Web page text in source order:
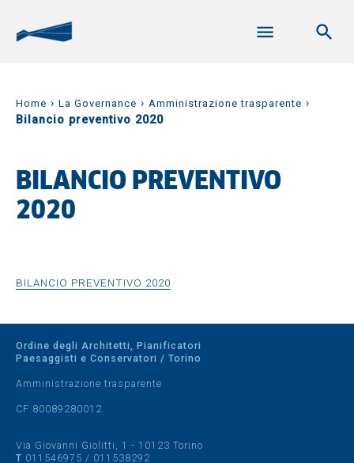
Home › La Governance › Amministrazione trasparente ›
Bilancio preventivo 2020
BILANCIO PREVENTIVO
2020
BILANCIO PREVENTIVO 2020
Ordine degli Architetti, Pianificatori
Paesaggisti e Conservatori / Torino
Amministrazione trasparente
CF 80089280012
Via Giovanni Giolitti, 1 - 10123 Torino
T 011546975 / 011538292